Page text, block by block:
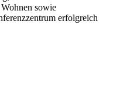
sowie
erfolgreich